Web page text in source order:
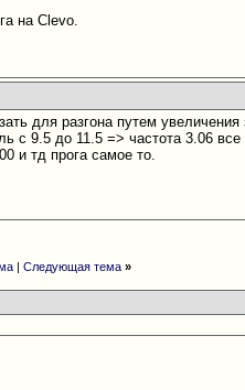
на Clevo.
для разгона путем
с 9.5 до 11.5 => частота 3.06
и тд прога самое то.
|Следующая тема »